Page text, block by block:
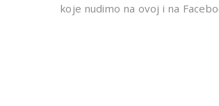
koje nudimo na ovoj i na